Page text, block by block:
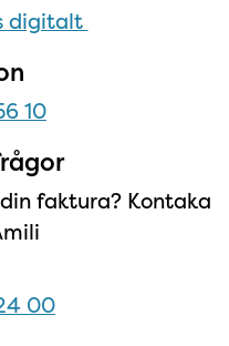
digitalt
10
faktura? Kontaka
00